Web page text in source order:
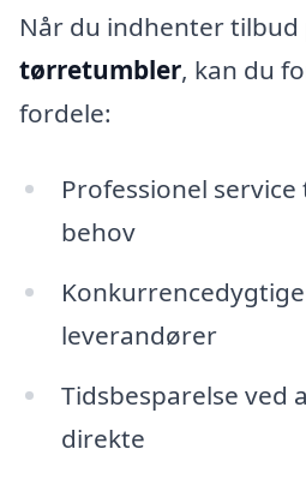
Når du indhenter tilbud
tørretumbler, kan du
fordele:
Professionel
behov
leverandører
Tidsbesparelse ved
direkte